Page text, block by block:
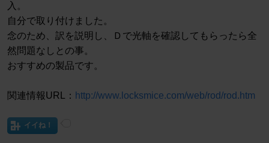
入。
自分で取り付けました。
念のため、訳を説明し、Ｄで光軸を確認してもらったら全
然問題なしとの事。
おすすめの製品です。
関連情報URL： http://www.locksmice.com/web/rod/rod.htm
イイね！